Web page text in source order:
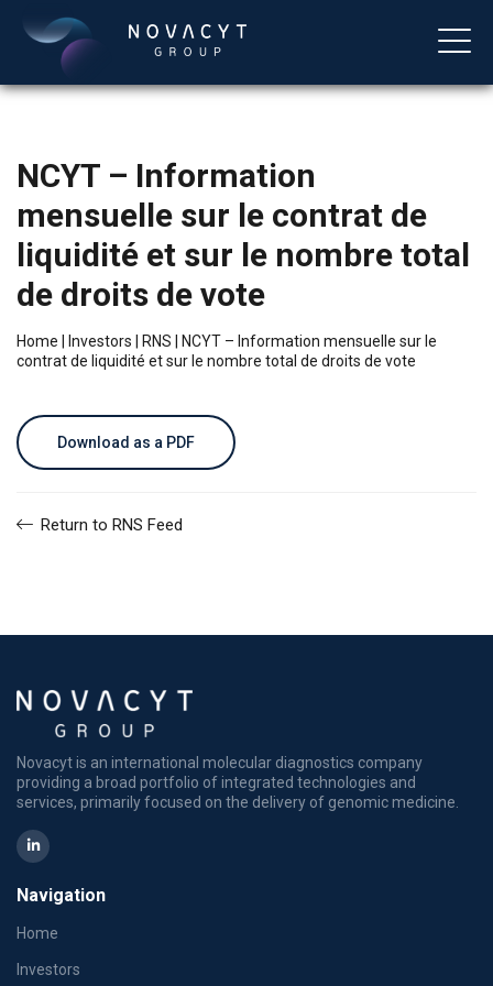
NCYT – Information
mensuelle sur le contrat de
liquidité et sur le nombre total
de droits de vote
Home Investors RNS
NCYT – Information mensuelle sur le
contrat de liquidité et sur le nombre total de droits de vote
Download as a PDF
Return to RNS Feed
Novacyt is an international molecular diagnostics company
providing a broad portfolio of integrated technologies and
services, primarily focused on the delivery of genomic medicine.
Navigation
Home
Investors